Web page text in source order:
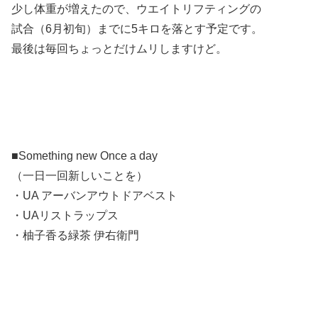
少し体重が増えたので、ウエイトリフティングの
試合（6月初旬）までに5キロを落とす予定です。
最後は毎回ちょっとだけムリしますけど。
■Something new Once a day
（一日一回新しいことを）
・UA アーバンアウトドアベスト
・UAリストラップス
・柚子香る緑茶 伊右衛門